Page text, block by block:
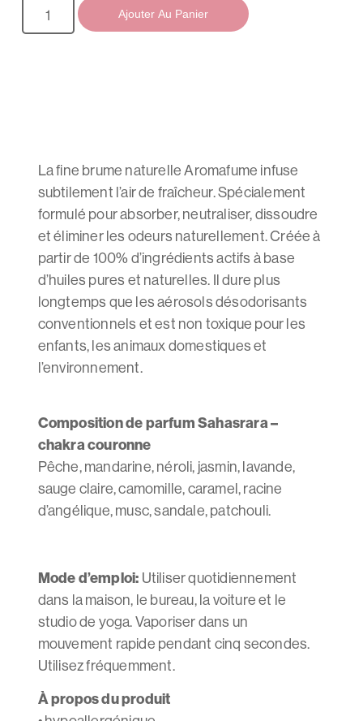
Ajouter Au Panier
La fine brume naturelle Aromafume infuse
subtilement l’air de fraîcheur. Spécialement
formulé pour absorber, neutraliser, dissoudre
et éliminer les odeurs naturellement. Créée à
partir de 100% d’ingrédients actifs à base
d’huiles pures et naturelles. Il dure plus
longtemps que les aérosols désodorisants
conventionnels et est non toxique pour les
enfants, les animaux domestiques et
l’environnement.
Composition de parfum Sahasrara –
chakra couronne
Pêche, mandarine, néroli, jasmin, lavande,
sauge claire, camomille, caramel, racine
d’angélique, musc, sandale, patchouli.
Mode d’emploi: Utiliser quotidiennement
dans la maison, le bureau, la voiture et le
studio de yoga. Vaporiser dans un
mouvement rapide pendant cinq secondes.
Utilisez fréquemment.
À propos du produit